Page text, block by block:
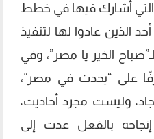
التي أشارك فيها في خطط
الذين عادوا لها لتنفيذ
كمخرج لـ”صباح الخير يا مصر”، وفي
على “يحدث في مصر”،
وليست مجرد أحاديث،
بالفعل عدت إلى